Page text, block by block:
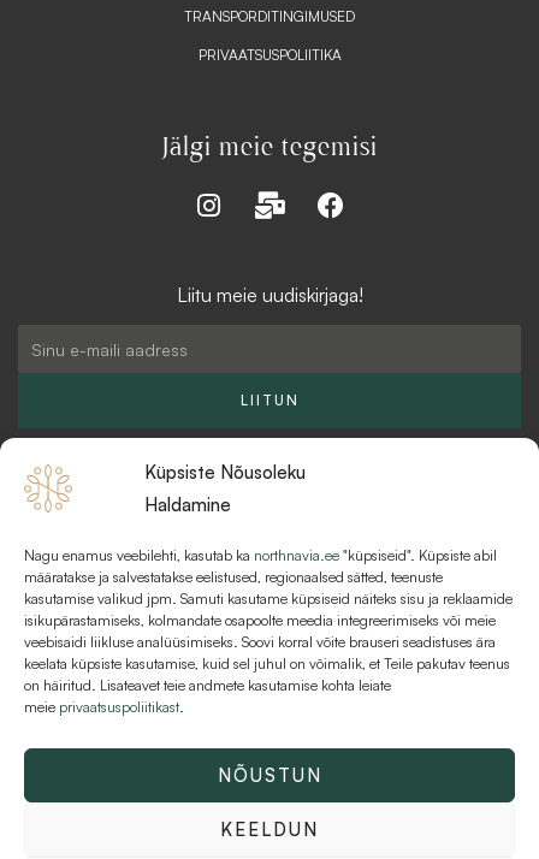
Küpsiste Nõusoleku
Haldamine
Nagu enamus veebilehti, kasutab ka northnavia.ee "küpsiseid". Küpsiste abil
määratakse ja salvestatakse eelistused, regionaalsed sätted, teenuste
kasutamise valikud jpm. Samuti kasutame küpsiseid näiteks sisu ja reklaamide
isikupärastamiseks, kolmandate osapoolte meedia integreerimiseks või meie
veebisaidi liikluse analüüsimiseks. Soovi korral võite brauseri seadistuses ära
keelata küpsiste kasutamise, kuid sel juhul on võimalik, et Teile pakutav teenus
on häiritud. Lisateavet teie andmete kasutamise kohta leiate
meie privaatsuspoliitikast.
NÕUSTUN
KEELDUN
TRANSPORDITINGIMUSED
PRIVAATSUSPOLIITIKA
Jälgi meie tegemisi
I
a
M
-
l
k
F
b
Liitu meie uudiskirjaga!
LIITUN
KKK
MAKSEVIISID JA MAKSETINGIMUSED
KASUTUSTINGIMUSED